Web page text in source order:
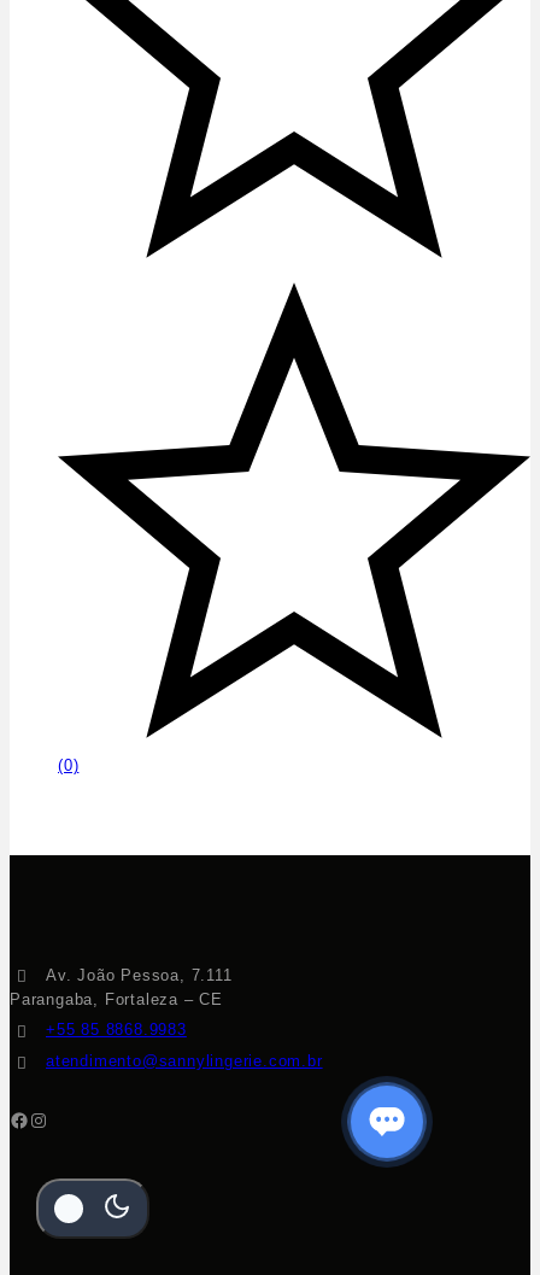
(0)
Av. João Pessoa, 7.111
Parangaba, Fortaleza – CE
+55 85 8868.9983
atendimento@sannylingerie.com.br